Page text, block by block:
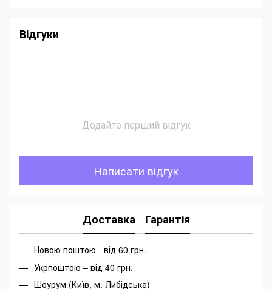
Відгуки
Додайте перший відгук
Написати відгук
Доставка Гарантія
Новою поштою - від 60 грн.
Укрпоштою – від 40 грн.
Шоурум (Київ, м. Либідська)